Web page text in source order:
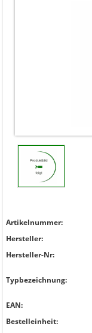
Artikelnummer:
Hersteller:
Hersteller-Nr:
Typbezeichnung:
EAN:
Bestelleinheit: